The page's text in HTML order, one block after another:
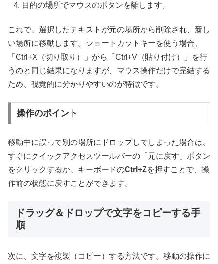
目的の場所でマウスのボタンを離します。
これで、選択したテキストが元の場所から削除され、新し
い場所に移動します。ショートカットキーを使う場合、
「Ctrl+X（切り取り）」から「Ctrl+V（貼り付け）」を行
うのと同じ結果になりますが、マウス操作だけで完結する
ため、視覚的に分かりやすいのが特徴です。
操作のポイント
移動中に誤って別の場所にドロップしてしまった場合は、
すぐにクイックアクセスツールバーの「元に戻す」ボタン
をクリックするか、キーボードのCtrl+Zを押すことで、操
作前の状態に戻すことができます。
ドラッグ＆ドロップで文字をコピーする手
順
次に、文字を複製（コピー）する方法です。移動の操作に